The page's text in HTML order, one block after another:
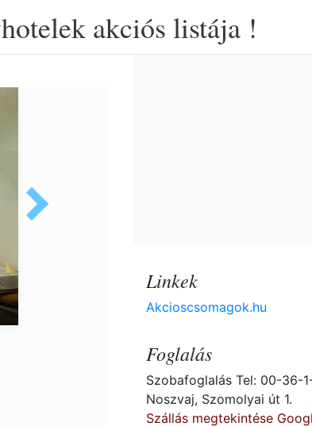
akciós listája !
Linkek
Akcioscsomagok.hu
Foglalás
Szobafoglalás Tel: 00-36-
Noszvaj, Szomolyai út 1.
Szállás megtekintése